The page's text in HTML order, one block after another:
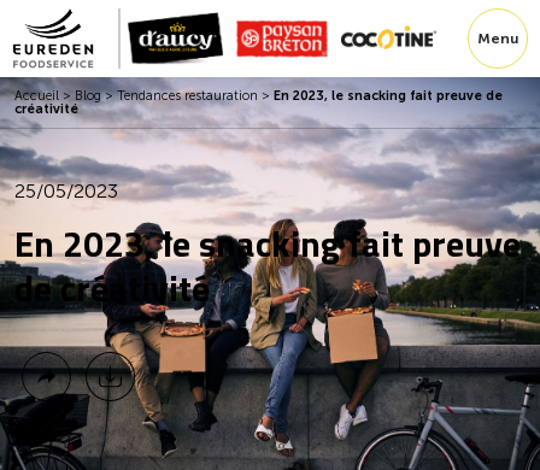
Menu
Accueil > Blog>Tendances restauration > En 2023, le snacking fait preuve de
créativité
25/05/2023
En 2023, le snacking fait preuve
de créativité